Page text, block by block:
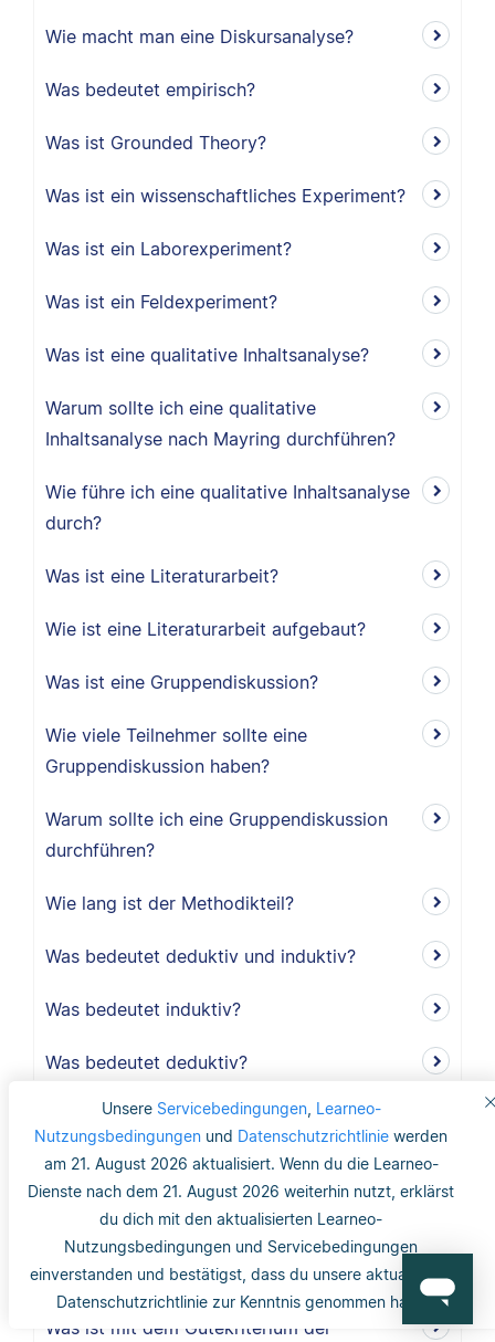
Unsere Servicebedingungen, Learneo-
Nutzungsbedingungen und Datenschutzrichtlinie werden
am 21. August 2026 aktualisiert. Wenn du die Learneo-
Dienste nach dem 21. August 2026 weiterhin nutzt, erklärst
du dich mit den aktualisierten Learneo-
Nutzungsbedingungen und Servicebedingungen
einverstanden und bestätigst, dass du unsere aktualisierte
Datenschutzrichtlinie zur Kenntnis genommen hast.
Wie macht man eine Diskursanalyse?
Was bedeutet empirisch?
Was ist Grounded Theory?
Was ist ein wissenschaftliches Experiment?
Was ist ein Laborexperiment?
Was ist ein Feldexperiment?
Was ist eine qualitative Inhaltsanalyse?
Warum sollte ich eine qualitative
Inhaltsanalyse nach Mayring durchführen?
Wie führe ich eine qualitative Inhaltsanalyse
durch?
Was ist eine Literaturarbeit?
Wie ist eine Literaturarbeit aufgebaut?
Was ist eine Gruppendiskussion?
Wie viele Teilnehmer sollte eine
Gruppendiskussion haben?
Warum sollte ich eine Gruppendiskussion
durchführen?
Wie lang ist der Methodikteil?
Was bedeutet deduktiv und induktiv?
Was bedeutet induktiv?
Was bedeutet deduktiv?
Was ist Validität?
Was ist interne Validität?
Was versteht man unter Validität?
Was ist die Reliabilität?
Was ist mit dem Gütekriterium der